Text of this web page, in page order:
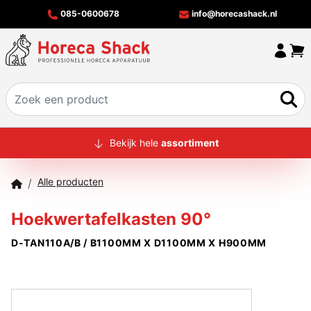
085-0600678 info@horecashack.nl
HOME
MERKEN
OFFERTECHECKER
Bekijk hele assortiment
/ Alle producten
Hoekwertafelkasten 90°
D-TAN110A/B / B1100MM X D1100MM X H900MM